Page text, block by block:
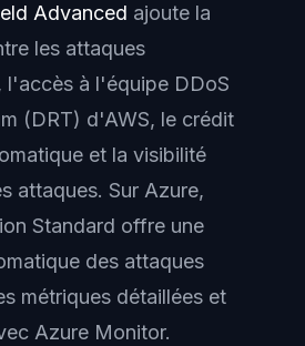
Advanced ajoute la
les attaques
l'accès à l'équipe DDoS
(DRT) d'AWS, le crédit
et la visibilité
attaques. Sur Azure,
Standard offre une
des attaques
métriques détaillées et
Azure Monitor.